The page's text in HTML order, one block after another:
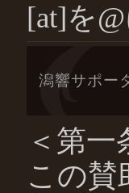
[at]を
潟響サポー
＜第一
この賛